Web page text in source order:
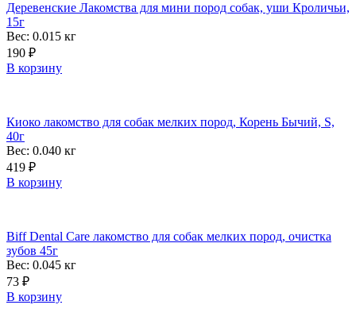
Деревенские Лакомства для мини пород собак, уши Кроличьи,
15г
Вес: 0.015 кг
190 ₽
В корзину
Киоко лакомство для собак мелких пород, Корень Бычий, S,
40г
Вес: 0.040 кг
419 ₽
В корзину
Biff Dental Care лакомство для собак мелких пород, очистка
зубов 45г
Вес: 0.045 кг
73 ₽
В корзину